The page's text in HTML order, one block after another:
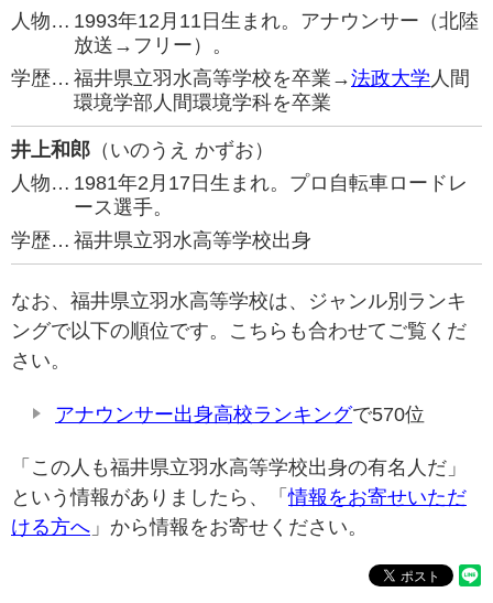
人物… 1993年12月11日生まれ。アナウンサー（北陸
放送→フリー）。
学歴… 福井県立羽水高等学校を卒業→法政大学 人間
環境学部人間環境学科を卒業
井上和郎 （いのうえ かずお）
人物… 1981年2月17日生まれ。プロ自転車ロードレ
ース選手。
学歴… 福井県立羽水高等学校出身
なお、福井県立羽水高等学校は、ジャンル別ランキ
ングで以下の順位です。こちらも合わせてご覧くだ
さい。
アナウンサー出身高校ランキングで570位
「この人も福井県立羽水高等学校出身の有名人だ」
という情報がありましたら、「情報をお寄せいただ
ける方へ 」から情報をお寄せください。